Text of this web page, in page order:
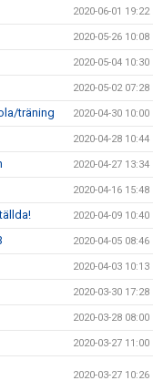
2020-06-01 19:22
2020-05-26 10:08
2020-05-04 10:30
2020-05-02 07:28
träning 2020-04-30 10:00
2020-04-28 10:44
2020-04-27 13:34
2020-04-16 15:48
2020-04-09 10:40
2020-04-05 08:46
2020-04-03 10:13
2020-03-30 17:28
2020-03-28 08:00
2020-03-27 11:00
2020-03-27 10:26